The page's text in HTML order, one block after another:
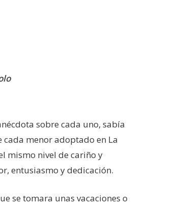
sobre cada uno, sabía
menor adoptado en La
mismo nivel de cariño y
entusiasmo y dedicación.
se tomara unas vacaciones o